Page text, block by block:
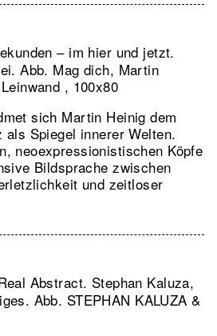
– im hier und jetzt.
Abb. Mag dich, Martin
, 100x80
sich Martin Heinig dem
Spiegel innerer Welten.
neoexpressionistischen Köpfe
Bildsprache zwischen
und zeitloser
Abstract. Stephan Kaluza,
Abb. STEPHAN KALUZA &